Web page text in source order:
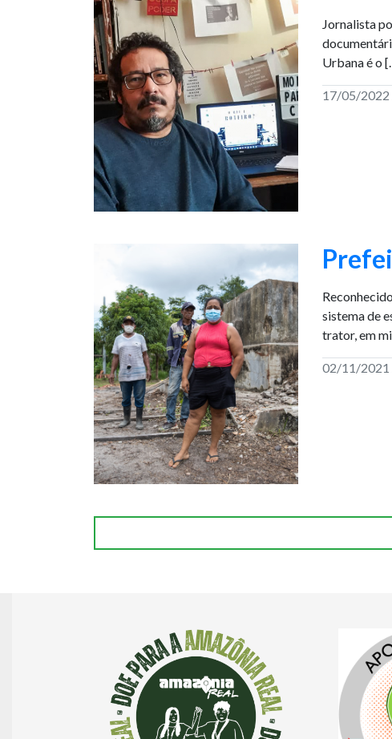
Jornalista
Urbana é o
17/05/2022
sistema de
trator, em
02/11/2021